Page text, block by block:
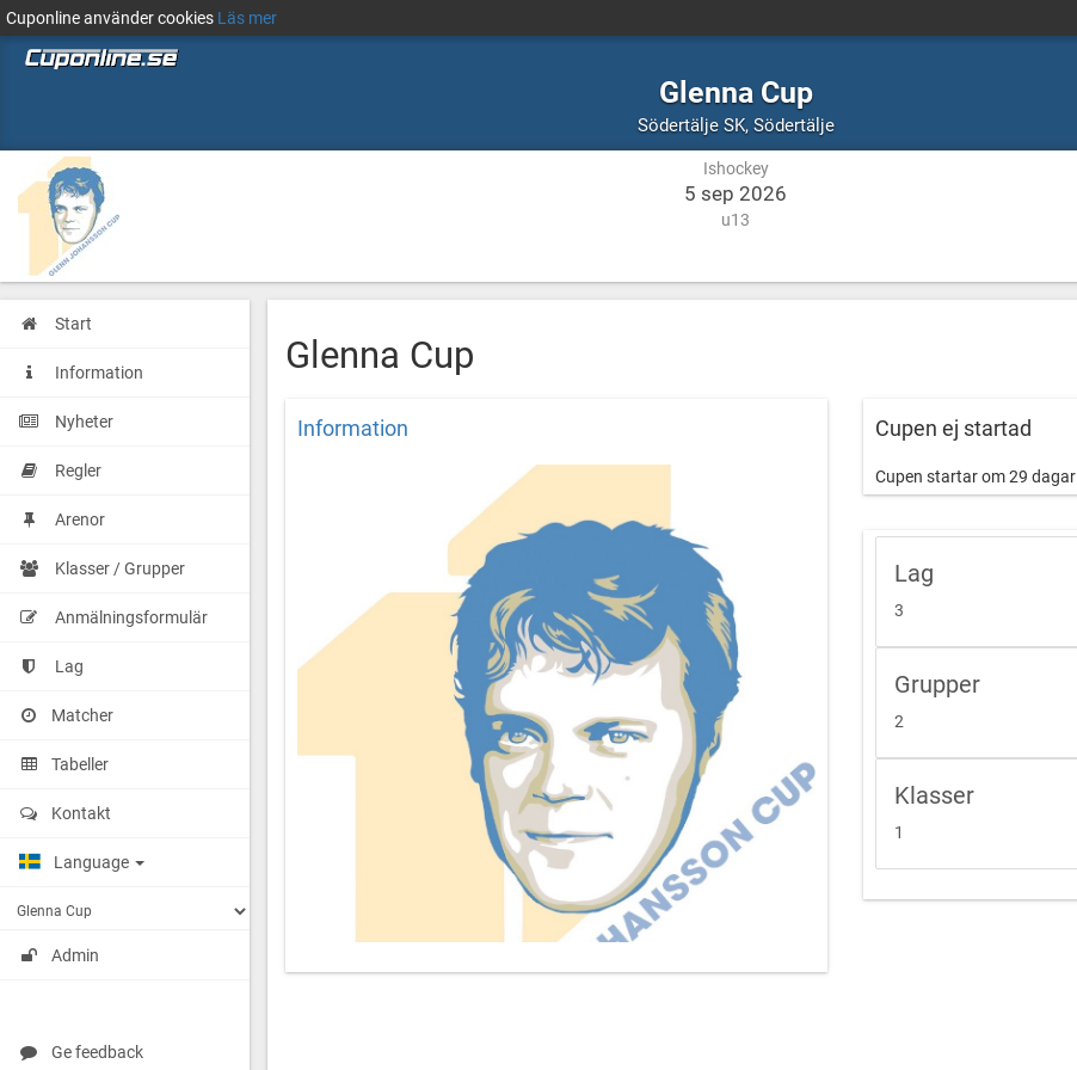
Cuponline använder cookies Läs mer
Glenna Cup
Södertälje SK, Ishockey
SödertäljeSödertälje
Ishockey
5 sep 2026
u13
Start
Information
Nyheter
Regler
Arenor
Klasser / Grupper
Anmälningsformulär
Lag
Matcher
Tabeller
Kontakt
Language
Admin
Ge feedback
Glenna Cup
Information Cupen ej startad
Cupen startar om 29 dagar
Lag
3
Grupper
2
Klasser
1